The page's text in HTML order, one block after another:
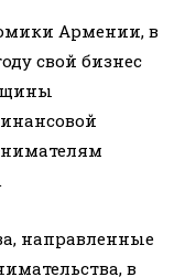
Армении, в
свой бизнес
направленные
в